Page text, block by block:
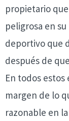
propietario
peligrosa en
deportivo que
después de
En todos
margen de lo
razonable en